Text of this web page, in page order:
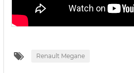
Renault Megane